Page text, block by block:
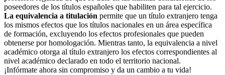
poseedores de los títulos españoles que habiliten para tal ejercicio.
La equivalencia a titulación permite que un título extranjero tenga
los mismos efectos que los títulos nacionales en un área específica
de formación, excluyendo los efectos profesionales que pueden
obtenerse por homologación. Mientras tanto, la equivalencia a nivel
académico otorga al título extranjero los efectos correspondientes al
nivel académico declarado en todo el territorio nacional.
¡Infórmate ahora sin compromiso y da un cambio a tu vida!